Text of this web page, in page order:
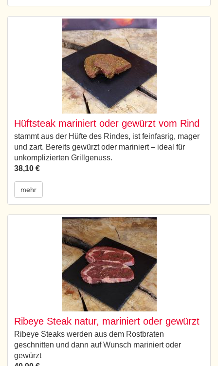
Hüftsteak mariniert oder gewürzt vom Rind
stammt aus der Hüfte des Rindes, ist feinfasrig, mager
und zart. Bereits gewürzt oder mariniert – ideal für
unkomplizierten Grillgenuss.
38,10 €
mehr
Ribeye Steak natur, mariniert oder gewürzt
Ribeye Steaks werden aus dem Rostbraten
geschnitten und dann auf Wunsch mariniert oder
gewürzt